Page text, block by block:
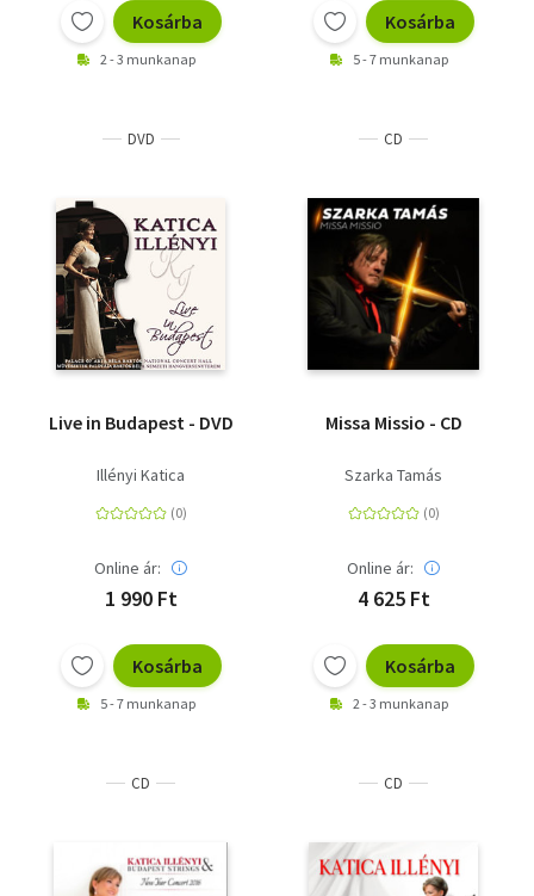
Kosárba
2 - 3 munkanap
Kosárba
5 - 7 munkanap
DVD
Live in Budapest - DVD
Illényi Katica
Online ár:
1 990 Ft
Kosárba
5 - 7 munkanap
CD
Missa Missio - CD
Szarka Tamás
Online ár:
4 625 Ft
Kosárba
2 - 3 munkanap
CD CD